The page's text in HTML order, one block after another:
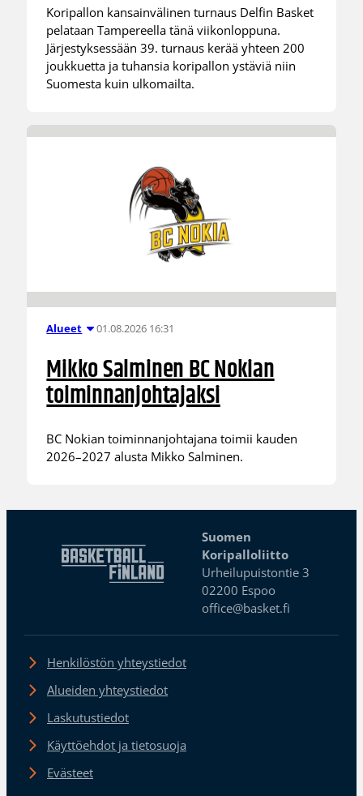
Koripallon kansainvälinen turnaus Delfin Basket
pelataan Tampereella tänä viikonloppuna.
Järjestyksessään 39. turnaus kerää yhteen 200
joukkuetta ja tuhansia koripallon ystäviä niin
Suomesta kuin ulkomailta.
Alueet 01.08.2026 16:31
Mikko Salminen BC Nokian
toiminnanjohtajaksi
BC Nokian toiminnanjohtajana toimii kauden
2026–2027 alusta Mikko Salminen.
Suomen
Koripalloliitto
Urheilupuistontie 3
02200 Espoo
office@basket.fi
Henkilöstön yhteystiedot
Alueiden yhteystiedot
Laskutustiedot
Käyttöehdot ja tietosuoja
Evästeet